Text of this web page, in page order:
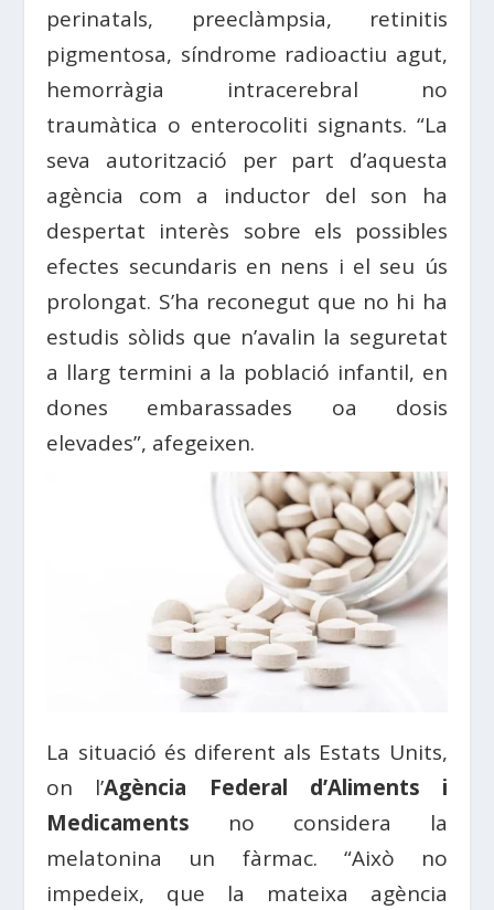
perinatals, preeclàmpsia, retinitis
pigmentosa, síndrome radioactiu agut,
hemorràgia intracerebral no
traumàtica o enterocoliti signants. “La
seva autorització per part d’aquesta
agència com a inductor del son ha
despertat interès sobre els possibles
efectes secundaris en nens i el seu ús
prolongat. S’ha reconegut que no hi ha
estudis sòlids que n’avalin la seguretat
a llarg termini a la població infantil, en
dones embarassades oa dosis
elevades”, afegeixen.
La situació és diferent als Estats Units,
on l’Agència Federal d’Aliments i
Medicaments no considera la
melatonina un fàrmac. “Això no
impedeix, que la mateixa agència